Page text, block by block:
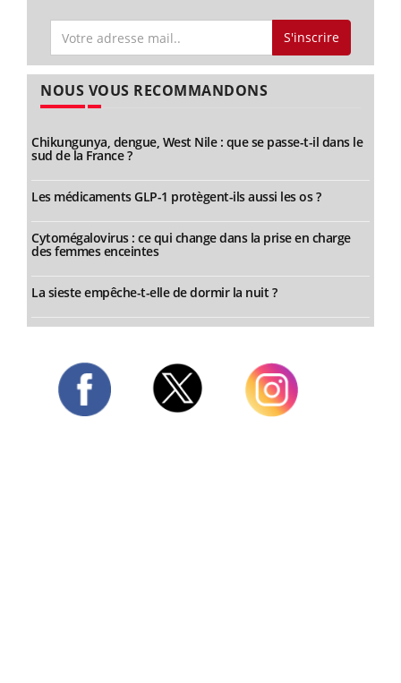
S'inscrire
NOUS VOUS RECOMMANDONS
Chikungunya, dengue, West Nile : que se passe-t-il dans le
sud de la France ?
Les médicaments GLP-1 protègent-ils aussi les os ?
Cytomégalovirus : ce qui change dans la prise en charge
des femmes enceintes
La sieste empêche-t-elle de dormir la nuit ?